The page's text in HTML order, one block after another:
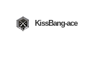
KissBang-ace